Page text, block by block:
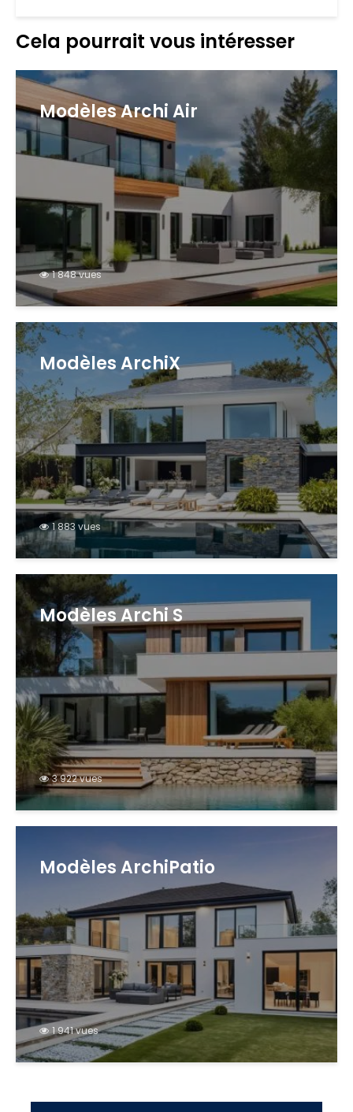
Cela pourrait vous intéresser
Modèles Archi Air
1 848 vues
Modèles ArchiX
1 883 vues
Modèles Archi S
3 922 vues
Modèles ArchiPatio
1 941 vues